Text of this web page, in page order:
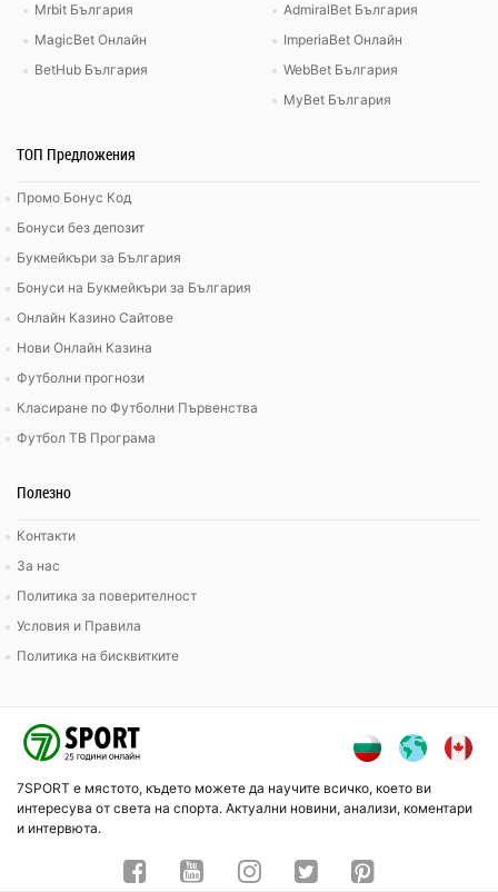
Mrbit България
MagicBet Онлайн
BetHub България
AdmiralBet България
ImperiaBet Онлайн
WebBet България
MyBet България
ТОП Предложения
Промо Бонус Код
Бонуси без депозит
Букмейкъри за България
Бонуси на Букмейкъри за България
Онлайн Казино Сайтове
Нови Онлайн Казина
Футболни прогнози
Класиране по Футболни Първенства
Футбол ТВ Програма
Полезно
Контакти
За нас
Политика за поверителност
Условия и Правила
Политика на бисквитките
7SPORT е мястото, където можете да научите всичко, което ви
интересува от света на спорта. Актуални новини, анализи, коментари
и интервюта.